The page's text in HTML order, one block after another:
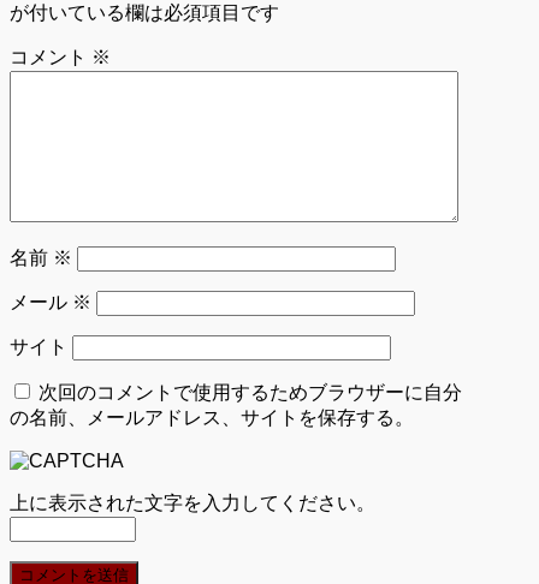
が付いている欄は必須項目です
コメント ※
名前 ※
メール ※
サイト
次回のコメントで使用するためブラウザーに自分
の名前、メールアドレス、サイトを保存する。
上に表示された文字を入力してください。